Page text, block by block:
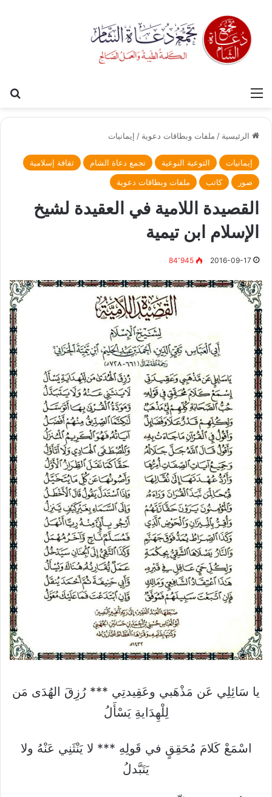
القائمة
الرئيسية / ملفات وبطاقات دعوية / إيمانيات
إيمانيات التوعية النوعية تجمع دعاة الشام
ثقافة إسلامية
صور
كاتب ملفات وبطاقات دعوية
القصيدة اللامية في العقيدة لشيخ
الإسلام ابن تيمية
2016-09-17 84٬945
يا سَائِلِي عَن مَذْهَبي وعَقِيدتِي *** رُزِقَ الهُدَى مَن
لِلْهِدَايةِ يَسْأَلُ
اسْمَعْ كَلامَ مُحَقِقٍ في قَولِهِ *** لا يَنْثَنِي عَنْهُ ولا
يَتَبَّدلُ